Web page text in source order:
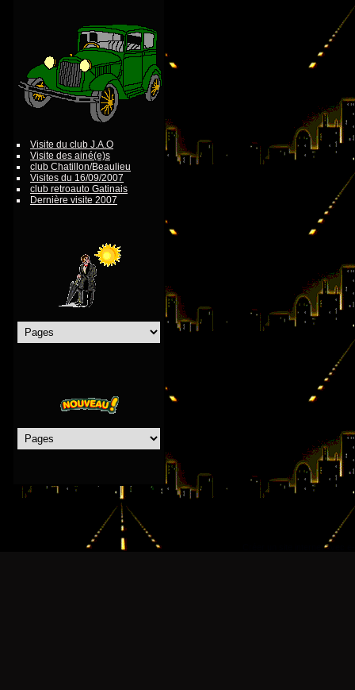
Visite du club J.A.O
Visite des ainé(e)s
club Chatillon/Beaulieu
Visites du 16/09/2007
club retroauto Gatinais
Dernière visite 2007
Créer un site internet avec